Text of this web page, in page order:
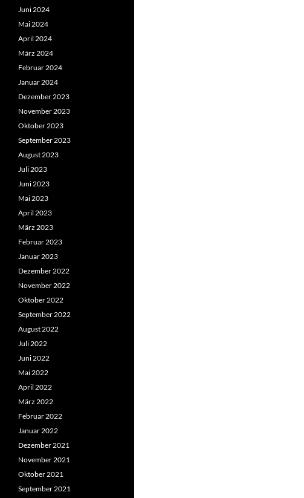
Juni 2024
Mai 2024
April 2024
März 2024
Februar 2024
Januar 2024
Dezember 2023
November 2023
Oktober 2023
September 2023
August 2023
Juli 2023
Juni 2023
Mai 2023
April 2023
März 2023
Februar 2023
Januar 2023
Dezember 2022
November 2022
Oktober 2022
September 2022
August 2022
Juli 2022
Juni 2022
Mai 2022
April 2022
März 2022
Februar 2022
Januar 2022
Dezember 2021
November 2021
Oktober 2021
September 2021